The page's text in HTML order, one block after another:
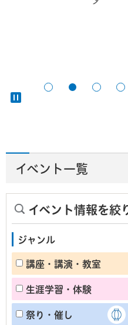
イベント一覧
イベント情報を絞
ジャンル
講座・講演・教室
生涯学習・体験
祭り・催し